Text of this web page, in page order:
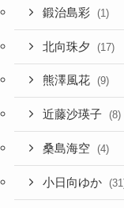
鍛治島彩 (1)
北向珠夕 (17)
熊澤風花 (9)
近藤沙瑛子 (8)
桑島海空 (4)
小日向ゆか